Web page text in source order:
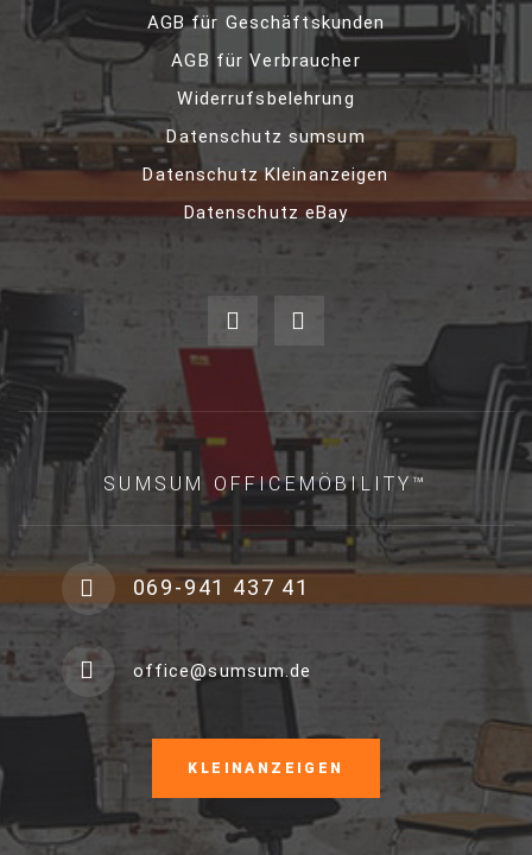
AGB für Geschäftskunden
AGB für Verbraucher
Widerrufsbelehrung
Datenschutz sumsum
Datenschutz Kleinanzeigen
Datenschutz eBay
SUMSUM OFFICEMÖBILITY™
069-941 437 41
office@sumsum.de
KLEINANZEIGEN